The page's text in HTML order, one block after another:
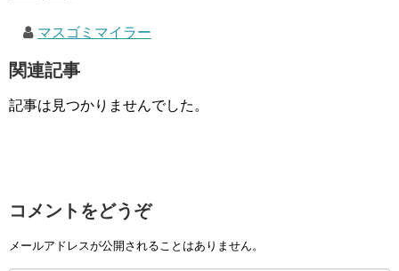
マスゴミマイラー
関連記事
記事は見つかりませんでした。
コメントをどうぞ
メールアドレスが公開されることはありません。